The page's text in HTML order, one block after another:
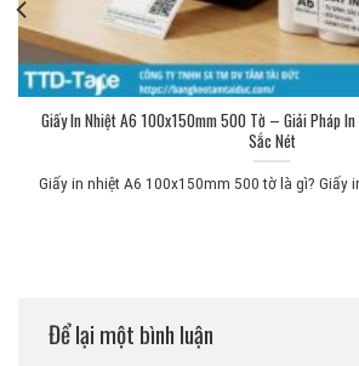
Giấy In Nhiệt A6 100x150mm 500 Tờ – Giải Pháp In
Sắc Nét
Giấy in nhiệt A6 100x150mm 500 tờ là gì? Giấy
Để lại một bình luận